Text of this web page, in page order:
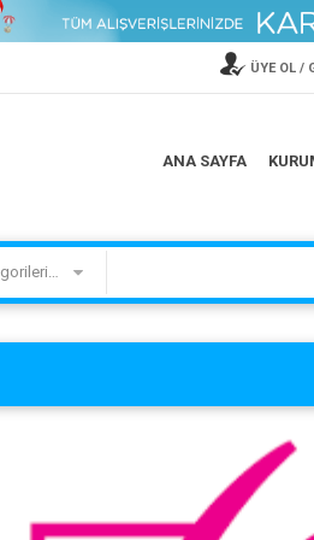
ÜYE OL /
ANA SAYFA
Kategorilerimiz